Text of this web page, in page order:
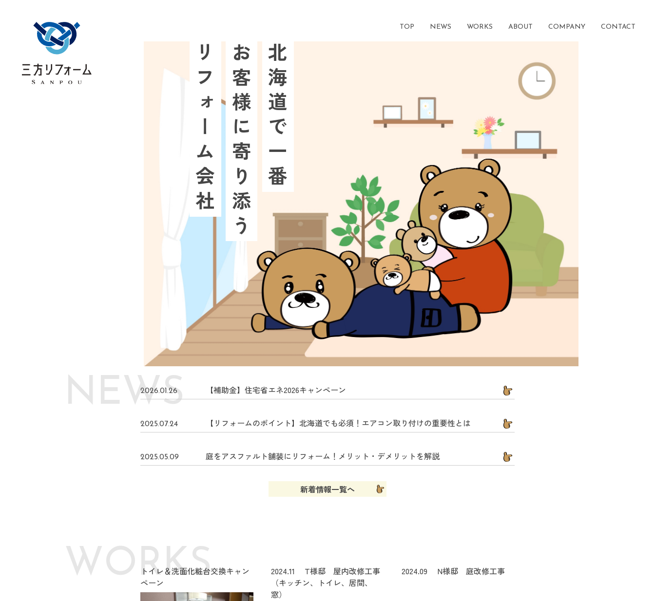
TOP NEWS WORKS ABOUT COMPANY CONTACT
北海道で一番
お客様に寄り添う
リフォーム会社
N EWS
2026.01.26 【補助金】住宅省エネ2026キャンペーン
2025.07.24 【リフォームのポイント】北海道でも必須！エアコン取り付けの重要性とは
2025.05.09 庭をアスファルト舗装にリフォーム！メリット・デメリットを解説
新着情報一覧へ
WORKS
トイレ＆洗面化粧台交換キャン
ペーン
2024.11 T様邸 屋内改修工事
（キッチン、トイレ、居間、
窓）
2024.09 N様邸 庭改修工事